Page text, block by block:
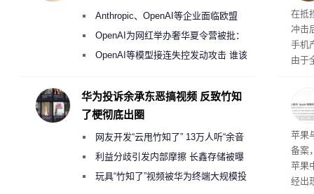
系
在抵
冲击
手机
由于
前受
保
了
苹果
备案
苹果
经出
Anthropic、OpenAI等企业面临欧盟
《人工智能法案》全新执法权限审查
OpenAI为网红举办奢华夏令营被批：
2000美元一晚 遭讽“反乌托邦”
OpenAI等模型接连失控发动攻击 谁该
华为投诉余承东恶搞视频 反致竹知
了梗彻底出圈
网友开发“云甩竹知了” 13万人听“余音
绕梁”利益分歧引发内部摩擦 长鑫存储被曝
曾将华为驻场工程师驱逐出研发基地
玩具“竹知了”视频被华为终端大规模投